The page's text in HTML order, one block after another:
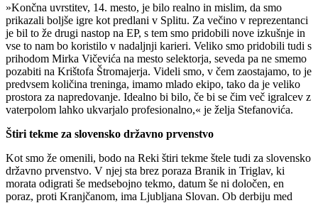
»Končna uvrstitev, 14. mesto, je bilo realno in mislim, da smo
prikazali boljše igre kot predlani v Splitu. Za večino v reprezentanci
je bil to že drugi nastop na EP, s tem smo pridobili nove izkušnje in
vse to nam bo koristilo v nadaljnji karieri. Veliko smo pridobili tudi s
prihodom Mirka Vičevića na mesto selektorja, seveda pa ne smemo
pozabiti na Krištofa Štromajerja. Videli smo, v čem zaostajamo, to je
predvsem količina treninga, imamo mlado ekipo, tako da je veliko
prostora za napredovanje. Idealno bi bilo, če bi se čim več igralcev z
vaterpolom lahko ukvarjalo profesionalno,« je želja Stefanovića.
Štiri tekme za slovensko državno prvenstvo
Kot smo že omenili, bodo na Reki štiri tekme štele tudi za slovensko
državno prvenstvo. V njej sta brez poraza Branik in Triglav, ki
morata odigrati še medsebojno tekmo, datum še ni določen, en
poraz, proti Kranjčanom, ima Ljubljana Slovan. Ob derbiju med